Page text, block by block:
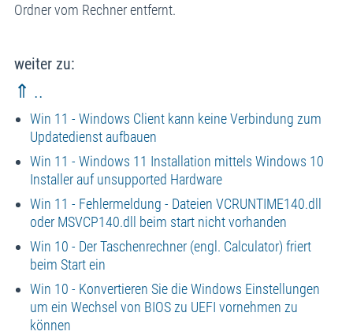
Ordner vom Rechner entfernt.
weiter zu:
⇑ ..
Win 11 - Windows Client kann keine Verbindung zum
Updatedienst aufbauen
Win 11 - Windows 11 Installation mittels Windows 10
Installer auf unsupported Hardware
Win 11 - Fehlermeldung - Dateien VCRUNTIME140.dll
oder MSVCP140.dll beim start nicht vorhanden
Win 10 - Der Taschenrechner (engl. Calculator) friert
beim Start ein
Win 10 - Konvertieren Sie die Windows Einstellungen
um ein Wechsel von BIOS zu UEFI vornehmen zu
können